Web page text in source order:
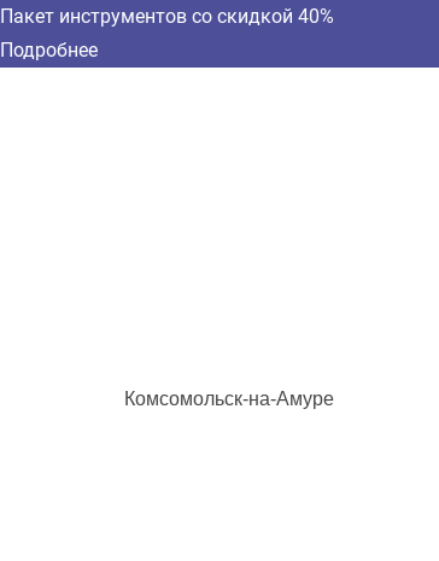
Пакет инструментов со скидкой 40%
Подробнее
Комсомольск-на-Амуре